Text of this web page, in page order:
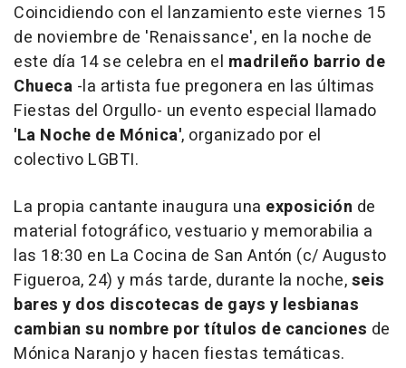
Coincidiendo con el lanzamiento este viernes 15
de noviembre de 'Renaissance', en la noche de
este día 14 se celebra en el madrileño barrio de
Chueca -la artista fue pregonera en las últimas
Fiestas del Orgullo- un evento especial llamado
'La Noche de Mónica', organizado por el
colectivo LGBTI.
La propia cantante inaugura una exposición de
material fotográfico, vestuario y memorabilia a
las 18:30 en La Cocina de San Antón (c/ Augusto
Figueroa, 24) y más tarde, durante la noche,seis
bares y dos discotecas de gays y lesbianas
cambian su nombre por títulos de canciones de
Mónica Naranjo y hacen fiestas temáticas.